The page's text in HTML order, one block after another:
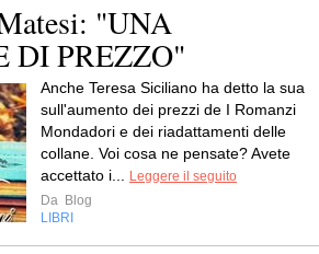
"UNA
DI PREZZO"
Anche Teresa Siciliano ha detto la sua
sull'aumento dei prezzi de I Romanzi
Mondadori e dei riadattamenti delle
collane. Voi cosa ne pensate? Avete
accettato i... Leggere il seguito
Da Blog
LIBRI